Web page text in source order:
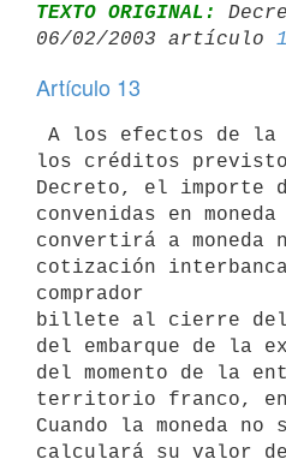
TEXTO ORIGINAL:
06/02/2003 artículo
Artículo 13
los créditos
Decreto, el importe
convenidas en
convertirá a moneda
cotización
comprador
billete al cierre
del embarque de la
del momento de la
territorio franco, en
Cuando la moneda
calculará su valor